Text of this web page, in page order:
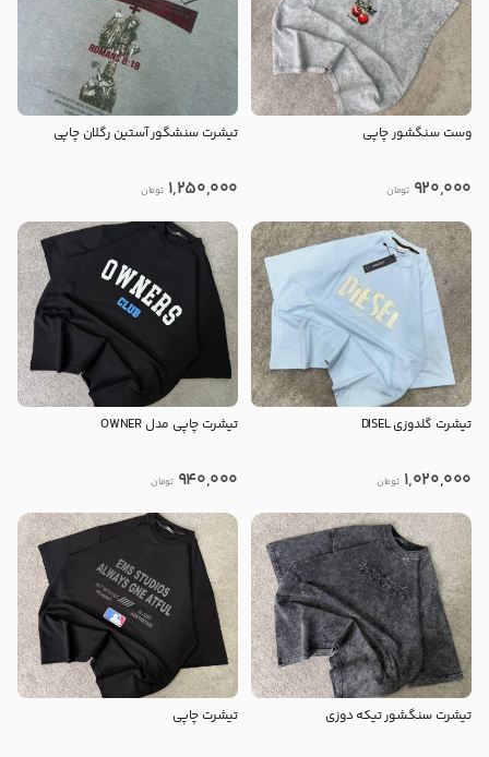
وست سنگشور چاپی
920,000 تومان
تیشرت سنشگور آستین رگلان چاپی
1,250,000 تومان
تیشرت گلدوزی DISEL
1,020,000 تومان
تیشرت چاپی مدل OWNER
940,000 تومان
تیشرت سنگشور تیکه دوزی تیشرت چاپی